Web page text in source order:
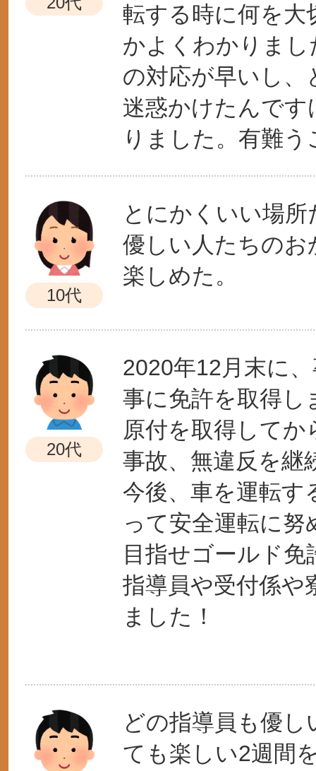
転する時に何を大
かよくわかりま
の対応が早いし、
迷惑かけたんで
りました。有難
10代
とにかくいい場所
優しい人たちの
楽しめた。
20代
2020年12月末に
事に免許を取得し
原付を取得して
事故、無違反を継
今後、車を運転す
って安全運転に
目指せゴールド免
指導員や受付係や
ました！
どの指導員も優
ても楽しい2週間